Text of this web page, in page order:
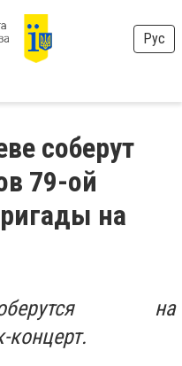
Рус
соберут
79-ой
на
на
концерт.